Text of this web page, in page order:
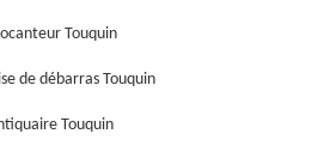
Touquin
de débarras Touquin
Touquin